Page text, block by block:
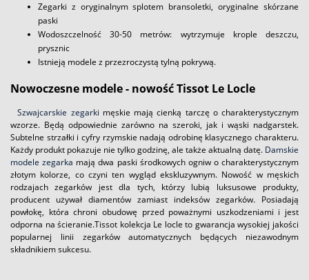
Zegarki z oryginalnym splotem bransoletki, oryginalne skórzane
paski
Wodoszczelność 30-50 metrów: wytrzymuje krople deszczu,
prysznic
Istnieją modele z przezroczystą tylną pokrywą.
Nowoczesne modele - nowość Tissot Le Locle
Szwajcarskie zegarki męskie mają cienką tarczę o charakterystycznym
wzorze. Będą odpowiednie zarówno na szeroki, jak i wąski nadgarstek.
Subtelne strzałki i cyfry rzymskie nadają odrobinę klasycznego charakteru.
Każdy produkt pokazuje nie tylko godzinę, ale także aktualną datę. Damskie
modele zegarka mają dwa paski środkowych ogniw o charakterystycznym
złotym kolorze, co czyni ten wygląd ekskluzywnym. Nowość w męskich
rodzajach zegarków jest dla tych, którzy lubią luksusowe produkty,
producent używał diamentów zamiast indeksów zegarków. Posiadają
powłokę, która chroni obudowę przed poważnymi uszkodzeniami i jest
odporna na ścieranie.Tissot kolekcja Le locle to gwarancja wysokiej jakości
popularnej linii zegarków automatycznych będących niezawodnym
składnikiem sukcesu.